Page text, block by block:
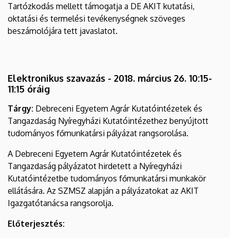
Tartózkodás mellett támogatja a DE AKIT kutatási,
oktatási és termelési tevékenységnek szöveges
beszámolójára tett javaslatot.
Elektronikus szavazás - 2018. március 26. 10:15-
11:15 óráig
Tárgy: Debreceni Egyetem Agrár Kutatóintézetek és
Tangazdaság Nyíregyházi Kutatóintézethez benyújtott
tudományos főmunkatársi pályázat rangsorolása.
A Debreceni Egyetem Agrár Kutatóintézetek és
Tangazdaság pályázatot hirdetett a Nyíregyházi
Kutatóintézetbe tudományos főmunkatársi munkakör
ellátására. Az SZMSZ alapján a pályázatokat az AKIT
Igazgatótanácsa rangsorolja.
Előterjesztés: